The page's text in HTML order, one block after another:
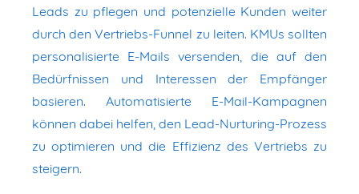
Leads zu pflegen und potenzielle Kunden weiter
durch den Vertriebs-Funnel zu leiten. KMUs sollten
personalisierte E-Mails versenden, die auf den
Bedürfnissen und Interessen der Empfänger
basieren. Automatisierte E-Mail-Kampagnen
können dabei helfen, den Lead-Nurturing-Prozess
zu optimieren und die Effizienz des Vertriebs zu
steigern.